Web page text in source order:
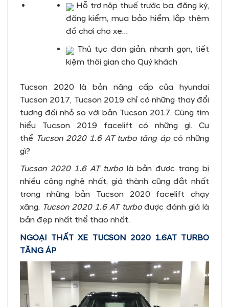
Hỗ trợ nộp thuế trước bạ, đăng ký,
đăng kiểm, mua bảo hiểm, lắp thêm
đồ chơi cho xe…
Thủ tục đơn giản, nhanh gọn, tiết
kiệm thời gian cho Quý khách
Tucson 2020 là bản nâng cấp của hyundai
Tucson 2017, Tucson 2019 chỉ có những thay đổi
tương đối nhỏ so với bản Tucson 2017. Cùng tìm
hiểu Tucson 2019 facelift có những gì. Cụ
thể Tucson 2020 1.6 AT turbo tăng ápcó những
gì?
Tucson 2020 1.6 AT turbo là bản được trang bị
nhiều công nghệ nhất, giá thành cũng đắt nhất
trong những bản Tucson 2020 facelift chạy
xăng. Tucson 2020 1.6 AT turbo được đánh giá là
bản đẹp nhất thể thao nhất.
NGOẠI THẤT XE TUCSON 2020 1.6AT TURBO
TĂNG ÁP